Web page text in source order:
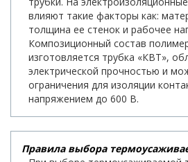
влияют такие факторы как:
толщина ее стенок и рабочее
Композиционный состав
изготовляется трубка «КВТ»,
электрической прочностью и
ограничения для изоляции
напряжением до 600 В.
Правила выбора